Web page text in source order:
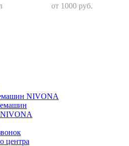
от 1000 руб.
NIVONA
центра